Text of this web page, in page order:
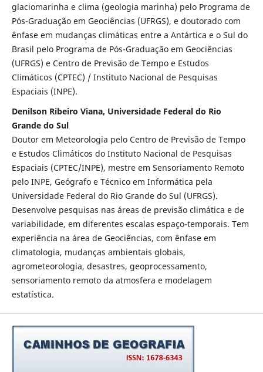
glaciomarinha e clima (geologia marinha) pelo Programa de
Pós-Graduação em Geociências (UFRGS), e doutorado com
ênfase em mudanças climáticas entre a Antártica e o Sul do
Brasil pelo Programa de Pós-Graduação em Geociências
(UFRGS) e Centro de Previsão de Tempo e Estudos
Climáticos (CPTEC) / Instituto Nacional de Pesquisas
Espaciais (INPE).
Denilson Ribeiro Viana, Universidade Federal do Rio
Grande do Sul
Doutor em Meteorologia pelo Centro de Previsão de Tempo
e Estudos Climáticos do Instituto Nacional de Pesquisas
Espaciais (CPTEC/INPE), mestre em Sensoriamento Remoto
pelo INPE, Geógrafo e Técnico em Informática pela
Universidade Federal do Rio Grande do Sul (UFRGS).
Desenvolve pesquisas nas áreas de previsão climática e de
variabilidade, em diferentes escalas espaço-temporais. Tem
experiência na área de Geociências, com ênfase em
climatologia, mudanças ambientais globais,
agrometeorologia, desastres, geoprocessamento,
sensoriamento remoto da atmosfera e modelagem
estatística.